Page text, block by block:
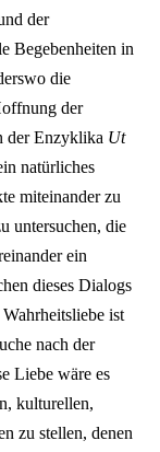
der
Begebenheiten in
die
der
der Enzyklika Ut
natürliches
miteinander zu
untersuchen, die
ein
dieses Dialogs
ist
nach der
Liebe wäre es
kulturellen,
zu stellen, denen